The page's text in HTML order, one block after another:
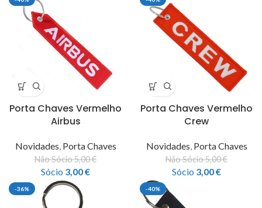
Porta Chaves Vermelho
Airbus
Novidades, Porta Chaves
Não Sócio5,00€
Sócio 3,00€
Porta Chaves Vermelho
Crew
Novidades, Porta Chaves
Não Sócio5,00€
Sócio 3,00€
-36% -40%